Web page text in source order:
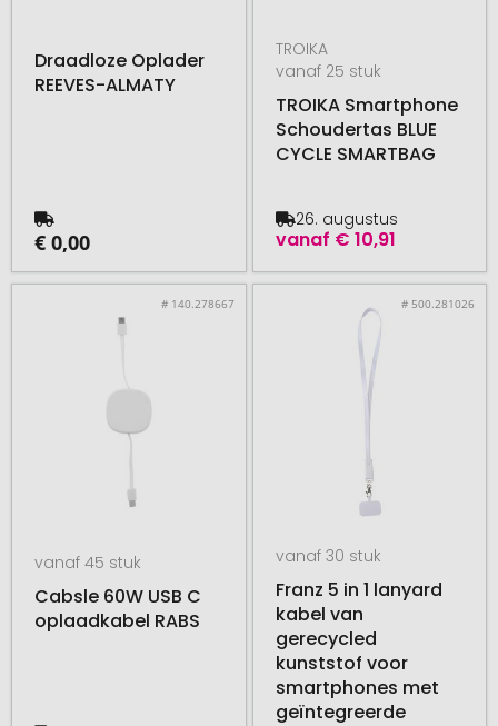
Draadloze Oplader
REEVES-ALMATY
€ 0,00
TROIKA
vanaf 25 stuk
TROIKA Smartphone
Schoudertas BLUE
CYCLE SMARTBAG
vanaf € 10,91
26. augustus
# 140.278667
vanaf 45 stuk
Cabsle 60W USB C
oplaadkabel RABS
# 500.281026
vanaf 30 stuk
Franz 5 in 1 lanyard
kabel van
gerecycled
kunststof voor
smartphones met
geïntegreerde